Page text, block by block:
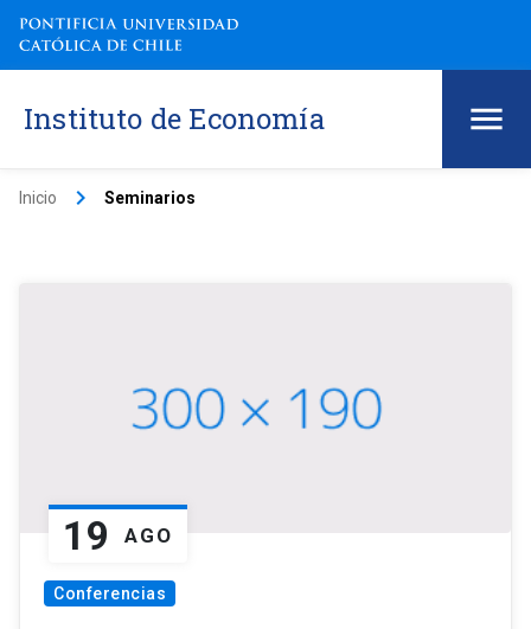
Instituto de Economía
Inicio keyboard_arrow_right Seminarios
19 AGO
Conferencias